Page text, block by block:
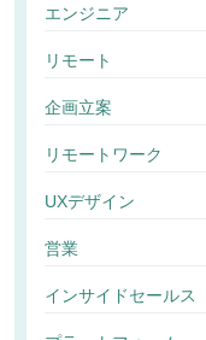
エンジニア
リモート
企画立案
リモートワーク
UXデザイン
営業
インサイドセールス